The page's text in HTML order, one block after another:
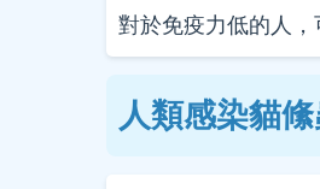
對於免疫力低的人，
人類感染貓